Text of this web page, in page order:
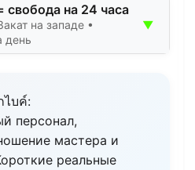
свобода на 24 часа
на западе •
день
▼
ไบค์​:
персонал,
мастера и
реальные